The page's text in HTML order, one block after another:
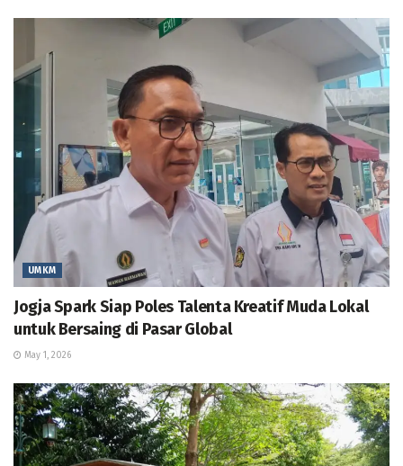
UMKM
Jogja Spark Siap Poles Talenta Kreatif Muda Lokal
untuk Bersaing di Pasar Global
May 1, 2026